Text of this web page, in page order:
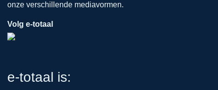
onze verschillende mediavormen.
Volg e-totaal
e-totaal is: